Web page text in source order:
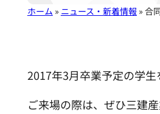
ホーム » ニュース・新着情報 » 合
2017年3月卒業予定の学
ご来場の際は、ぜひ三建